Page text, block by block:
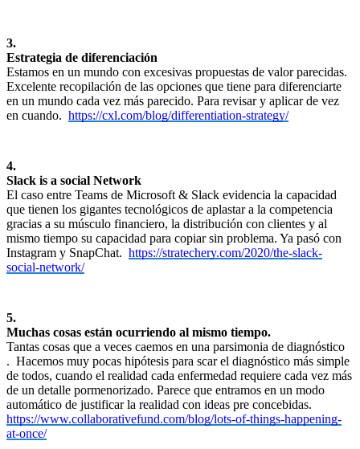
3.
Estrategia de diferenciación
Estamos en un mundo con excesivas propuestas de valor parecidas.
Excelente recopilación de las opciones que tiene para diferenciarte
en un mundo cada vez más parecido. Para revisar y aplicar de vez
en cuando. https://cxl.com/blog/differentiation-strategy/
4.
Slack is a social Network
El caso entre Teams de Microsoft & Slack evidencia la capacidad
que tienen los gigantes tecnológicos de aplastar a la competencia
gracias a su músculo financiero, la distribución con clientes y al
mismo tiempo su capacidad para copiar sin problema. Ya pasó con
Instagram y SnapChat. https://stratechery.com/2020/the-slack-
social-network/
5.
Muchas cosas están ocurriendo al mismo tiempo.
Tantas cosas que a veces caemos en una parsimonia de diagnóstico
. Hacemos muy pocas hipótesis para scar el diagnóstico más simple
de todos, cuando el realidad cada enfermedad requiere cada vez más
de un detalle pormenorizado. Parece que entramos en un modo
automático de justificar la realidad con ideas pre concebidas.
https://www.collaborativefund.com/blog/lots-of-things-happening-
at-once/